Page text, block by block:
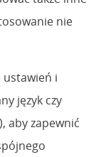
nie
ustawień i
język czy
aby zapewnić